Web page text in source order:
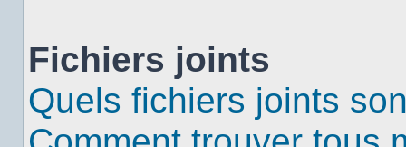
Fichiers joints
Quels fichiers joints